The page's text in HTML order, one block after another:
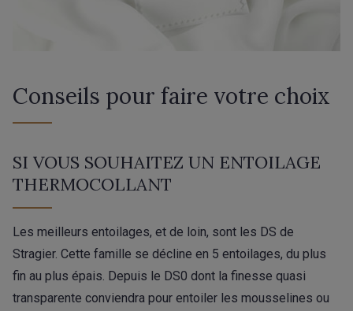
Conseils pour faire votre choix
SI VOUS SOUHAITEZ UN ENTOILAGE
THERMOCOLLANT
Les meilleurs entoilages, et de loin, sont les DS de
Stragier. Cette famille se décline en 5 entoilages, du plus
fin au plus épais. Depuis le DS0 dont la finesse quasi
transparente conviendra pour entoiler les mousselines ou